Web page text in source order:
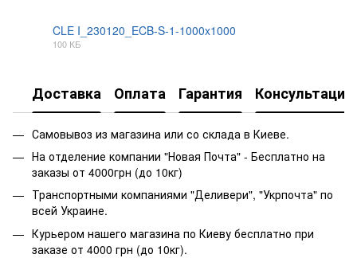
CLE I_230120_ECB-S-1-1000x1000
100 КБ
Доставка Оплата Гарантия Консультация
Самовывоз из магазина или со склада в Киеве.
На отделение компании "Новая Почта" - Бесплатно на
заказы от 4000грн (до 10кг)
Транспортными компаниями "Деливери", "Укрпочта" по
всей Украине.
Курьером нашего магазина по Киеву бесплатно при
заказе от 4000 грн (до 10кг).